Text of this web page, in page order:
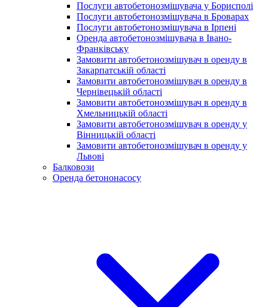
Послуги автобетонозмішувача у Борисполі
Послуги автобетонозмішувача в Броварах
Послуги автобетонозмішувача в Ірпені
Оренда автобетонозмішувача в Івано-
Франківську
Замовити автобетонозмішувач в оренду в
Закарпатській області
Замовити автобетонозмішувач в оренду в
Чернівецькій області
Замовити автобетонозмішувач в оренду в
Хмельницькій області
Замовити автобетонозмішувач в оренду у
Вінницькій області
Замовити автобетонозмішувач в оренду у
Львові
Балковози
Оренда бетононасосу